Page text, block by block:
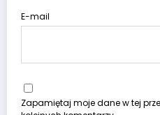
E-mail
Zapamiętaj moje dane w tej